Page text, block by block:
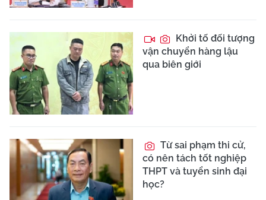
Khởi tố đối tượng
vận chuyển hàng lậu
qua biên giới
Từ sai phạm thi cử,
có nên tách tốt nghiệp
THPT và tuyển sinh đại
học?